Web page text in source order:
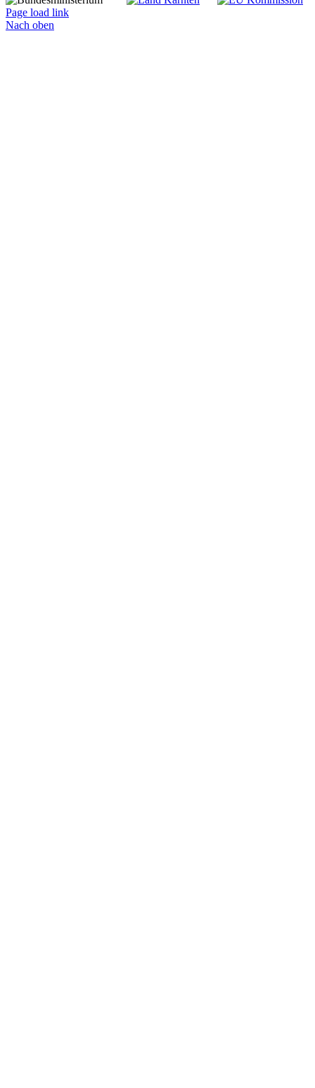
Page load link
Nach oben